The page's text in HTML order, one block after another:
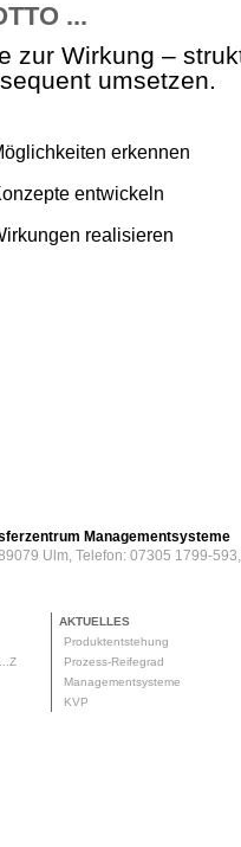
...
zur Wirkung –
umsetzen.
erkennen
entwickeln
realisieren
Managementsysteme
Ulm, Telefon: 07305 1799-
AKTUELLES
Produktentstehung
Prozess-Reifegrad
Managementsysteme
KVP